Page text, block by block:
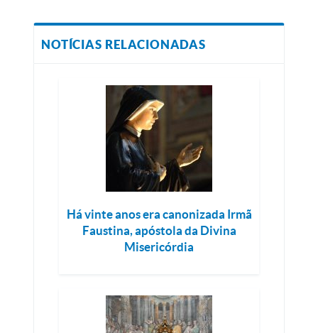
NOTÍCIAS RELACIONADAS
Há vinte anos era canonizada Irmã
Faustina, apóstola da Divina
Misericórdia